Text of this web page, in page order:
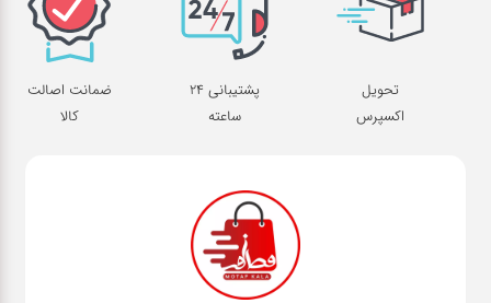
تحویل
اکسپرس
پشتیبانی 24
ساعته
ضمانت اصالت
کالا